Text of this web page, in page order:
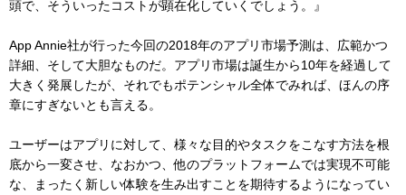
頭で、そういったコストが顕在化していくでしょう。』
App Annie社が行った今回の2018年のアプリ市場予測は、広範かつ
詳細、そして大胆なものだ。アプリ市場は誕生から10年を経過して
大きく発展したが、それでもポテンシャル全体でみれば、ほんの序
章にすぎないとも言える。
ユーザーはアプリに対して、様々な目的やタスクをこなす方法を根
底から一変させ、なおかつ、他のプラットフォームでは実現不可能
な、まったく新しい体験を生み出すことを期待するようになってい